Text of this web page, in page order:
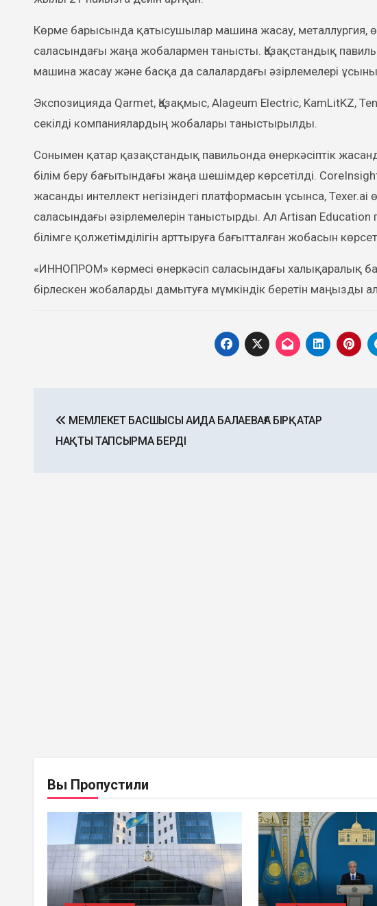
Көрме барысында қатысушылар машина жасау, металлургия,
саласындағы жаңа жобалармен танысты. Қазақстандық
машина жасау және басқа да салалардағы әзірлемелері
Экспозицияда Qarmet, Қазақмыс, Alageum Electric, KamLitKZ,
секілді компаниялардың жобалары таныстырылды.
Сонымен қатар қазақстандық павильонда өнеркәсіптік
білім беру бағытындағы жаңа шешімдер көрсетілді.
жасанды интеллект негізіндегі платформасын ұсынса, Texer.ai
саласындағы әзірлемелерін таныстырды. Ал Artisan
білімге қолжетімділігін арттыруға бағытталған жобасын
«ИННОПРОМ» көрмесі өнеркәсіп саласындағы халықаралық
бірлескен жобаларды дамытуға мүмкіндік беретін маңызды
navigation
МЕМЛЕКЕТ БАСШЫСЫ АИДА БАЛАЕВАҒА БІРҚАТАР
НАҚТЫ ТАПСЫРМА БЕРДІ
Вы Пропустили